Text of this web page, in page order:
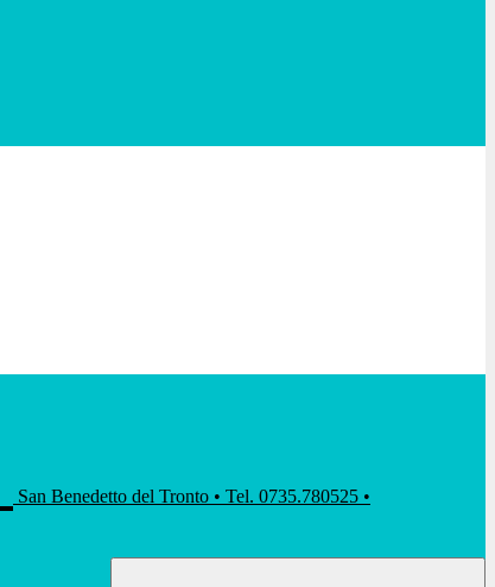
San Benedetto del Tronto • Tel. 0735.780525 •